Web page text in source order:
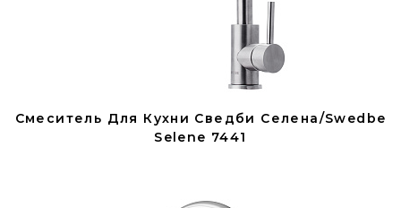
Смеситель Для Кухни Сведби Селена/Swedbe
Selene 7441